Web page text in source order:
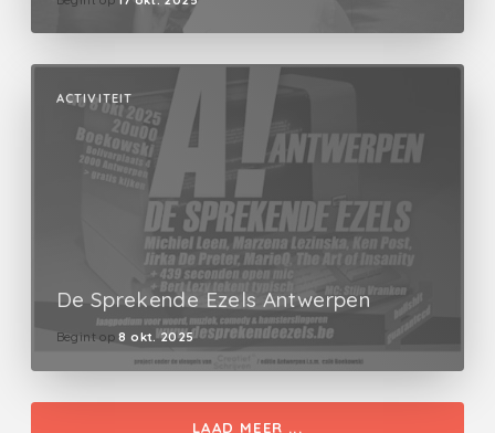
ACTIVITEIT
De Sprekende Ezels Antwerpen
Begint op 8 okt. 2025
LAAD MEER ...